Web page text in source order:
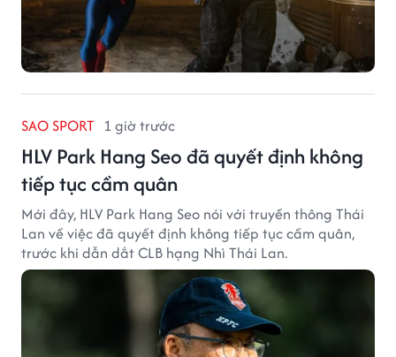
SAO SPORT 1 giờ trước
HLV Park Hang Seo đã quyết định không
tiếp tục cầm quân
Mới đây, HLV Park Hang Seo nói với truyền thông Thái
Lan về việc đã quyết định không tiếp tục cầm quân,
trước khi dẫn dắt CLB hạng Nhì Thái Lan.